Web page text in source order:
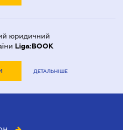
юридичний
Liga:BOOK
ДЕТАЛЬНІШЕ